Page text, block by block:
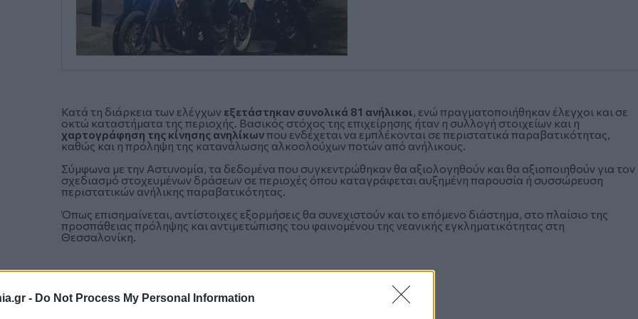
- Do Not Process My Personal Information
Κατά τη διάρκεια των ελέγχων εξετάστηκαν συνολικά 81 ανήλικοι, ενώ πραγματοποιήθηκαν έλεγχοι και σε
οκτώ καταστήματα της περιοχής. Βασικός στόχος της επιχείρησης ήταν η συλλογή στοιχείων και η
χαρτογράφηση της κίνησης ανηλίκωνπου ενδέχεται να εμπλέκονται σε περιστατικά παραβατικότητας,
καθώς και η πρόληψη της κατανάλωσης αλκοολούχων ποτών από ανήλικους.
Σύμφωνα με την Αστυνομία, τα δεδομένα που συγκεντρώθηκαν θα αξιολογηθούν και θα αξιοποιηθούν για τον
σχεδιασμό στοχευμένων δράσεων σε περιοχές όπου καταγράφεται αυξημένη παρουσία ή συσσώρευση
περιστατικών ανήλικης παραβατικότητας.
Όπως επισημαίνεται, αντίστοιχες εξορμήσεις θα συνεχιστούν και το επόμενο διάστημα, στο πλαίσιο της
προσπάθειας πρόληψης και αντιμετώπισης του φαινομένου της νεανικής εγκληματικότητας στη
Θεσσαλονίκη.